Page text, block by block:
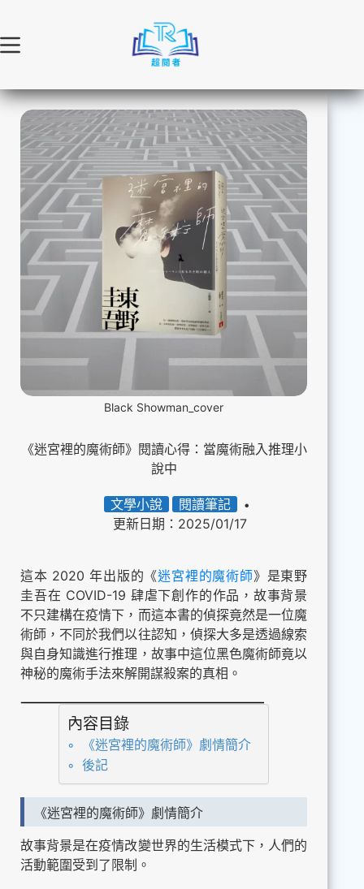
主
內
容
Black Showman_cover
《迷宮裡的魔術師》閱讀心得：當魔術融入推理小
說中
文學小說
閱讀筆記
更新日期：2025/01/17
這本 2020 年出版的《迷宮裡的魔術師》是東野
圭吾在 COVID-19 肆虐下創作的作品，故事背景
不只建構在疫情下，而這本書的偵探竟然是一位魔
術師，不同於我們以往認知，偵探大多是透過線索
與自身知識進行推理，故事中這位黑色魔術師竟以
神秘的魔術手法來解開謀殺案的真相。
內容目錄
《迷宮裡的魔術師》劇情簡介
後記
《迷宮裡的魔術師》劇情簡介
故事背景是在疫情改變世界的生活模式下，人們的
活動範圍受到了限制。